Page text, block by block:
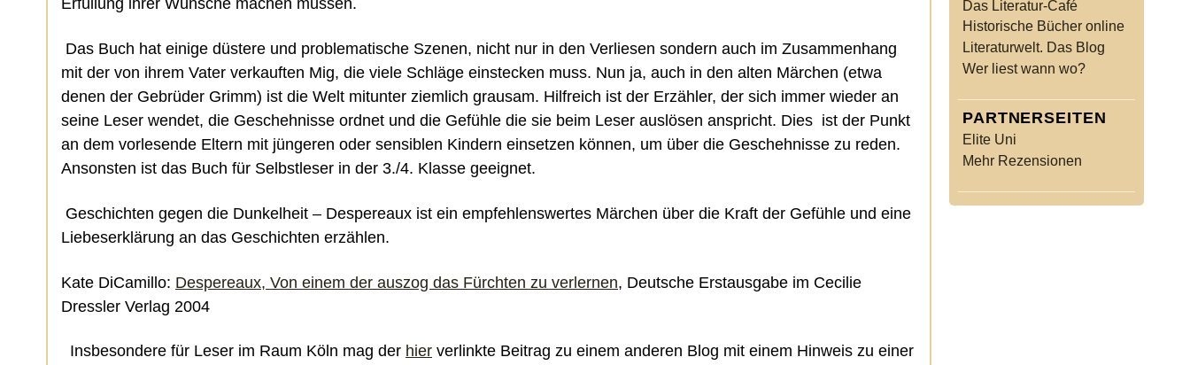
Das Literatur-Café
Historische Bücher online
Literaturwelt. Das Blog
Wer liest wann wo?
PARTNERSEITEN
Elite Uni
Mehr Rezensionen
Das Buch hat einige düstere und problematische Szenen, nicht nur in den Verliesen sondern auch im Zusammenhang
mit der von ihrem Vater verkauften Mig, die viele Schläge einstecken muss. Nun ja, auch in den alten Märchen (etwa
denen der Gebrüder Grimm) ist die Welt mitunter ziemlich grausam. Hilfreich ist der Erzähler, der sich immer wieder an
seine Leser wendet, die Geschehnisse ordnet und die Gefühle die sie beim Leser auslösen anspricht. Dies ist der Punkt
an dem vorlesende Eltern mit jüngeren oder sensiblen Kindern einsetzen können, um über die Geschehnisse zu reden.
Ansonsten ist das Buch für Selbstleser in der 3./4. Klasse geeignet.
Geschichten gegen die Dunkelheit – Despereaux ist ein empfehlenswertes Märchen über die Kraft der Gefühle und eine
Liebeserklärung an das Geschichten erzählen.
Kate DiCamillo: Despereaux, Von einem der auszog das Fürchten zu verlernen, Deutsche Erstausgabe im Cecilie
Dressler Verlag 2004
Insbesondere für Leser im Raum Köln mag der hier verlinkte Beitrag zu einem anderen Blog mit einem Hinweis zu einer